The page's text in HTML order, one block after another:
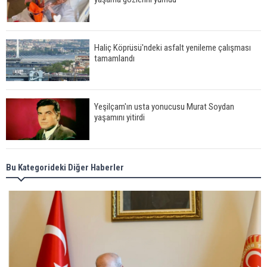
Haliç Köprüsü'ndeki asfalt yenileme çalışması
tamamlandı
Yeşilçam'ın usta yonucusu Murat Soydan
yaşamını yitirdi
Meral Akşener ile Müsavat Dervişoğlu cenazede
görüntülendi
29 Mayıs okullar tatil mi?
Bu Kategorideki Diğer Haberler